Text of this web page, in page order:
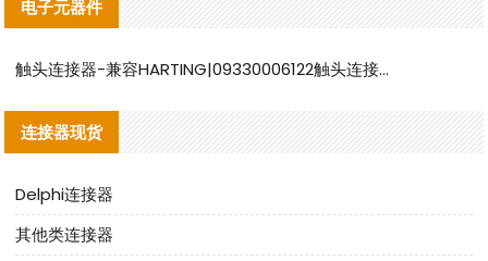
电子元器件
触头连接器-兼容HARTING|09330006122触头连接器替代品说明
连接器现货
Delphi连接器
其他类连接器